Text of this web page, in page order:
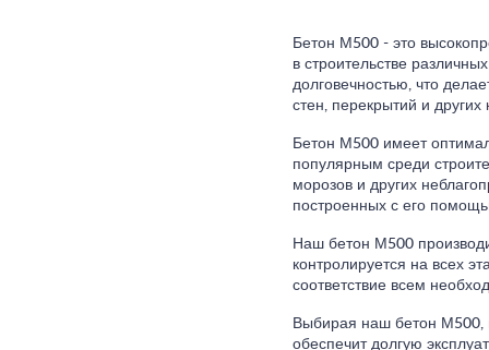
Бетон М500 - это
в строительстве
долговечностью, что
стен, перекрытий и других
Бетон М500 имеет
популярным среди
морозов и других
построенных с его
Наш бетон М500
контролируется на всех
соответствие всем
Выбирая наш бетон М500,
обеспечит долгую